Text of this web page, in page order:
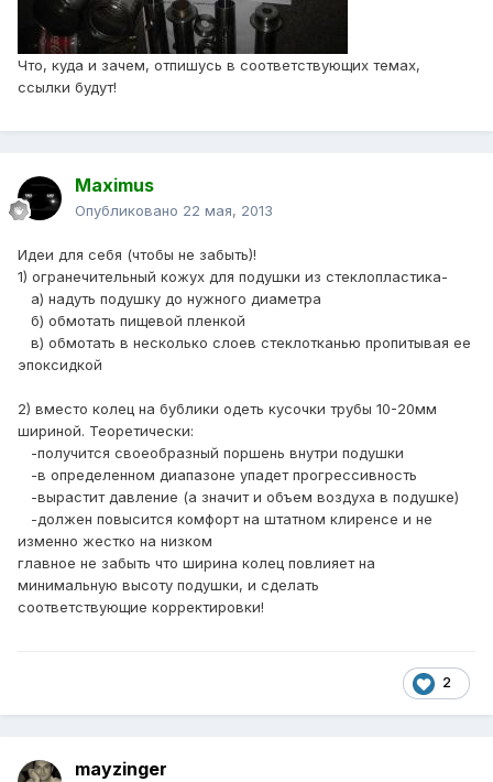
Что, куда и зачем, отпишусь в соответствующих темах,
ссылки будут!
Maximus
Опубликовано 22 мая, 2013
Идеи для себя (чтобы не забыть)!
1) огранечительный кожух для подушки из стеклопластика-
а) надуть подушку до нужного диаметра
б) обмотать пищевой пленкой
в) обмотать в несколько слоев стеклотканью пропитывая ее
эпоксидкой
2) вместо колец на бублики одеть кусочки трубы 10-20мм
шириной. Теоретически:
-получится своеобразный поршень внутри подушки
-в определенном диапазоне упадет прогрессивность
-вырастит давление (а значит и объем воздуха в подушке)
-должен повысится комфорт на штатном клиренсе и не
изменно жестко на низком
главное не забыть что ширина колец повлияет на
минимальную высоту подушки, и сделать
соответствующие корректировки!
2
mayzinger